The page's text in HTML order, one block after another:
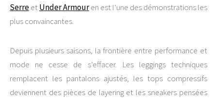
SerreetUnder Armouren est l’une des démonstrations les
plus convaincantes.
Depuis plusieurs saisons, la frontière entre performance et
mode ne cesse de s’effacer. Les leggings techniques
remplacent les pantalons ajustés, les tops compressifs
deviennent des pièces de layering et les sneakers pensées